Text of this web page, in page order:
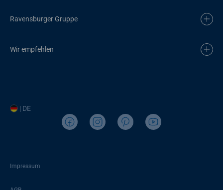
Ravensburger Gruppe
Wir empfehlen
| DE
Impressum